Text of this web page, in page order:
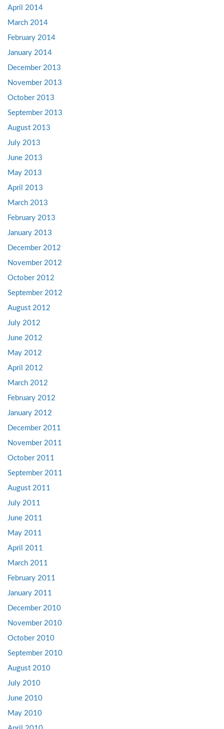
April 2014
March 2014
February 2014
January 2014
December 2013
November 2013
October 2013
September 2013
August 2013
July 2013
June 2013
May 2013
April 2013
March 2013
February 2013
January 2013
December 2012
November 2012
October 2012
September 2012
August 2012
July 2012
June 2012
May 2012
April 2012
March 2012
February 2012
January 2012
December 2011
November 2011
October 2011
September 2011
August 2011
July 2011
June 2011
May 2011
April 2011
March 2011
February 2011
January 2011
December 2010
November 2010
October 2010
September 2010
August 2010
July 2010
June 2010
May 2010